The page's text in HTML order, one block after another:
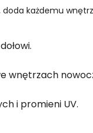
każdemu
wnętrzach
i promieni UV.